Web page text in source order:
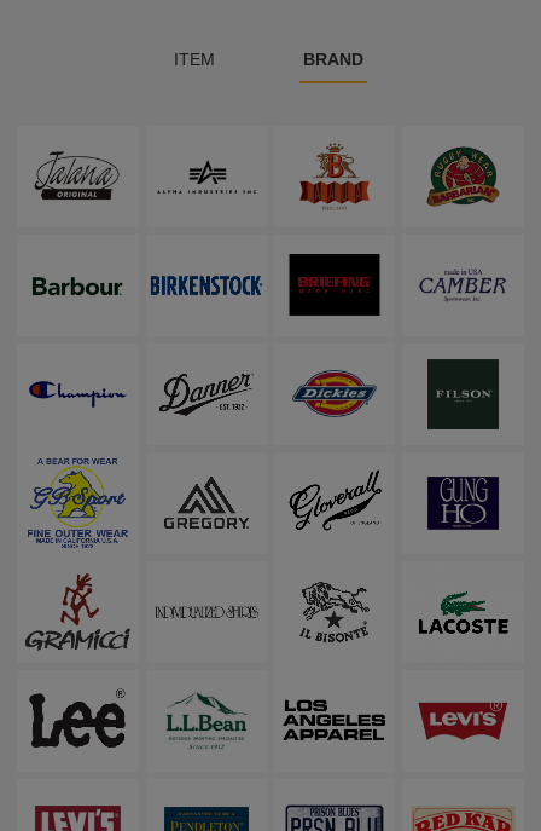
ITEM BRAND